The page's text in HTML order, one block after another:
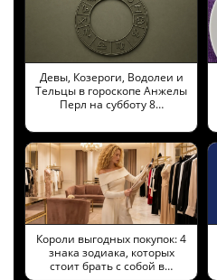
Девы, Козероги, Водолеи и
Тельцы в гороскопе Анжелы
Перл на субботу 8…
Короли выгодных покупок: 4
знака зодиака, которых
стоит брать с собой в…